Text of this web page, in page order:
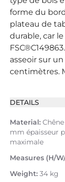
forme du
plateau de
durable, car
asseoir sur
centimètres.
DETAILS
Material:
mm épaisseur
maximale
Measures (H/
Weight: 34 kg